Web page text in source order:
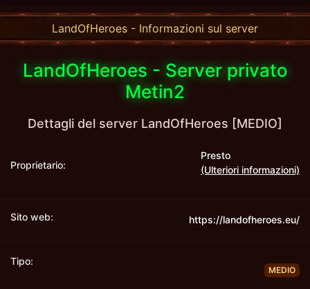
LandOfHeroes - Informazioni sul server
LandOfHeroes - Server privato
Metin2
Dettagli del server LandOfHeroes [MEDIO]
Proprietario:
Presto
(Ulteriori informazioni)
Sito web: https://landofheroes.eu/
Tipo:
MEDIO